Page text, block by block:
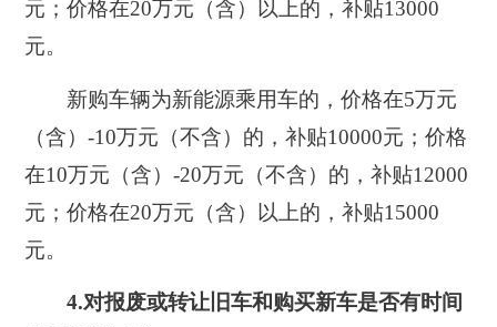
元；价格在20万元（含）以上的，补贴13000
元。
新购车辆为新能源乘用车的，价格在5万元
（含）-10万元（不含）的，补贴10000元；价格
在10万元（含）-20万元（不含）的，补贴12000
元；价格在20万元（含）以上的，补贴15000
元。
4.对报废或转让旧车和购买新车是否有时间